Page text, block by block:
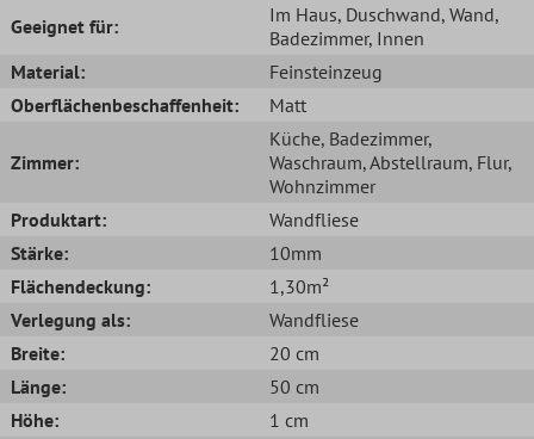
Geeignet für:
Im Haus, Duschwand, Wand,
Badezimmer, Innen
Material:
Feinsteinzeug
Oberflächenbeschaffenheit:
Matt
Zimmer:
Küche, Badezimmer,
Waschraum, Abstellraum, Flur,
Wohnzimmer
Produktart:
Wandfliese
Stärke:
10mm
Flächendeckung:
1,30m²
Verlegung als:
Wandfliese
Breite:
20 cm
Länge:
50 cm
Höhe:
1 cm